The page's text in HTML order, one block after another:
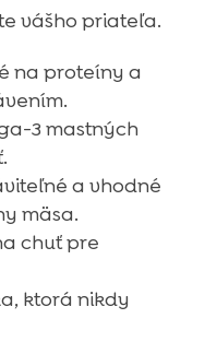
vášho priateľa.
na proteíny a
3 mastných
a vhodné
mäsa.
chuť pre
ktorá nikdy